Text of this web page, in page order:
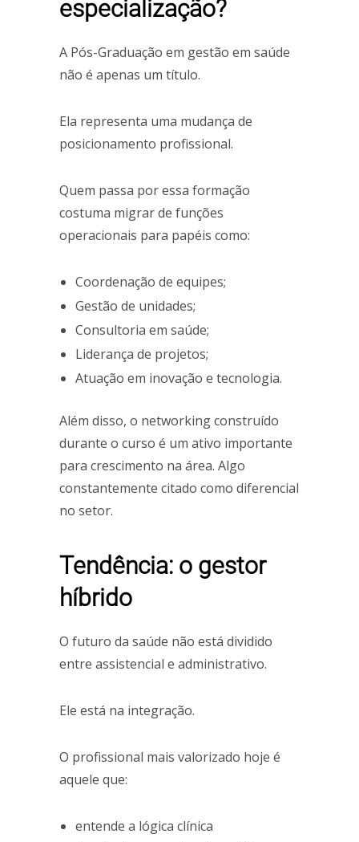
especialização?
A Pós-Graduação em gestão em saúde
não é apenas um título.
Ela representa uma mudança de
posicionamento profissional.
Quem passa por essa formação
costuma migrar de funções
operacionais para papéis como:
Coordenação de equipes;
Gestão de unidades;
Consultoria em saúde;
Liderança de projetos;
Atuação em inovação e tecnologia.
Além disso, o networking construído
durante o curso é um ativo importante
para crescimento na área. Algo
constantemente citado como diferencial
no setor.
Tendência: o gestor
híbrido
O futuro da saúde não está dividido
entre assistencial e administrativo.
Ele está na integração.
O profissional mais valorizado hoje é
aquele que:
entende a lógica clínica